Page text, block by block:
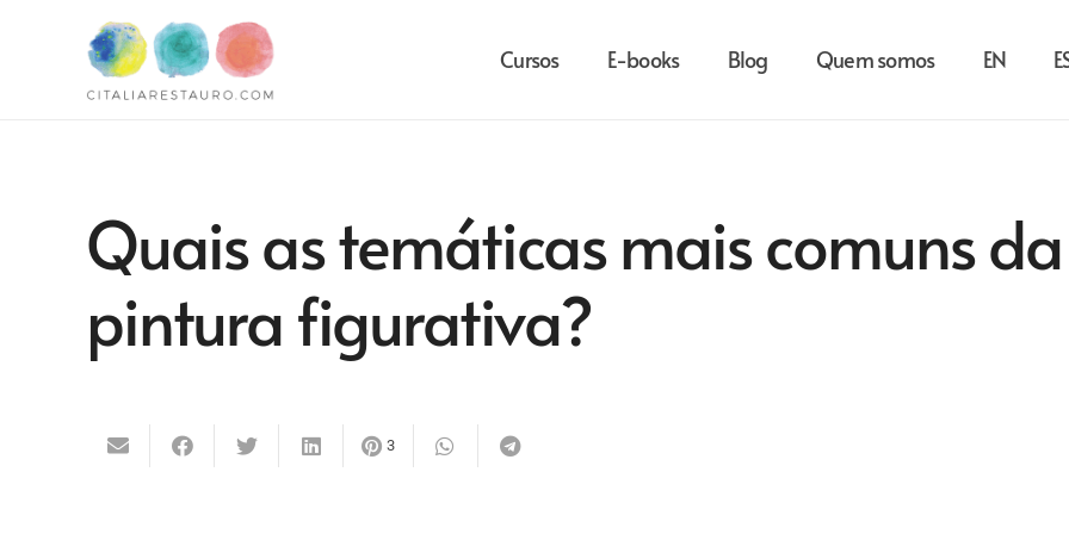
Cursos E-books Blog Quem somos EN
Quais as temáticas mais comuns da
pintura figurativa?
3